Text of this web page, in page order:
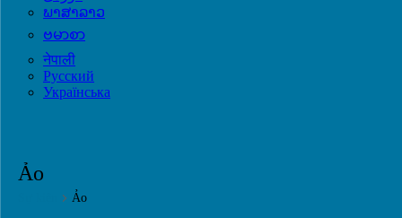
ພາສາລາວ
ဗမာစာ
नेपाली
Русский
Українська
Ảo
Ảo